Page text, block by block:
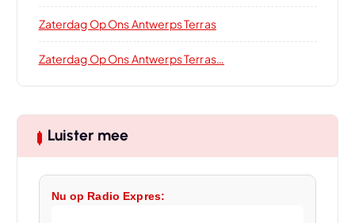
Zaterdag Op Ons Antwerps Terras
Zaterdag Op Ons Antwerps Terras…
Luister mee
Nu op Radio Expres: